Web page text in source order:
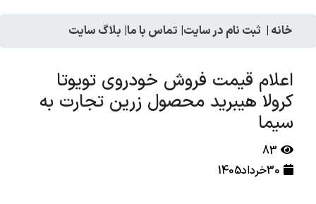
خانه | ثبت نام در سایت| تماس با ما| بلاگ سایت
اعلام قیمت فروش خودروی تویوتا
کرولا هیبرید محصول زرین تجارت به
سیما
83
30خرداد1405